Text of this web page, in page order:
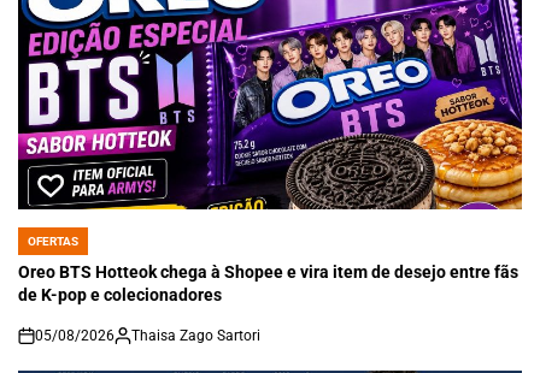
POSTED
IN
OFERTAS
Oreo BTS Hotteok chega à Shopee e vira item de desejo entre fãs
de K-pop e colecionadores
on
05/08/2026 Thaisa Zago Sartori